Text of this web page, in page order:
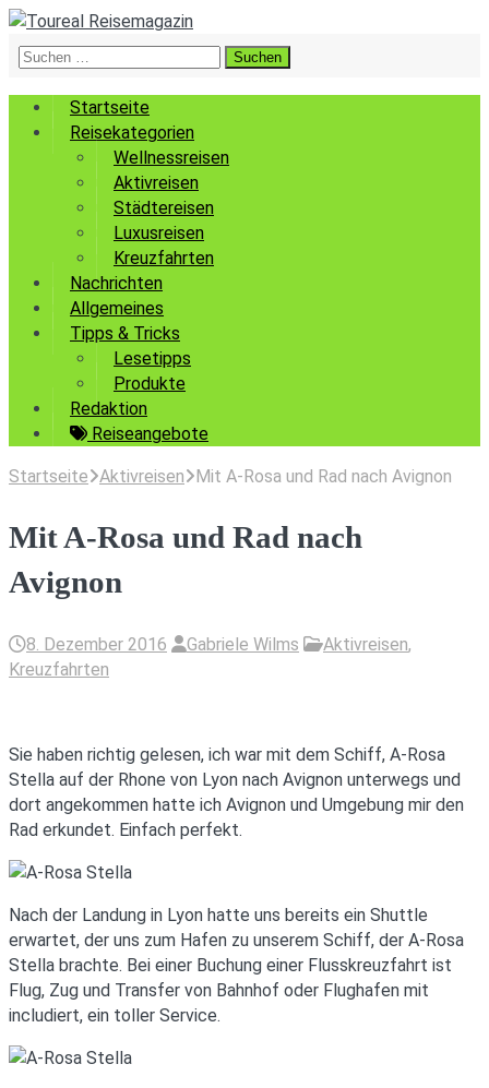
Suchen
Startseite
Reisekategorien
Wellnessreisen
Aktivreisen
Städtereisen
Luxusreisen
Kreuzfahrten
Nachrichten
Allgemeines
Tipps & Tricks
Lesetipps
Produkte
Redaktion
Reiseangebote
Startseite Aktivreisen Mit A-Rosa und Rad nach Avignon
Mit A-Rosa und Rad nach
Avignon
8. Dezember 2016 Gabriele Wilms Aktivreisen,
Kreuzfahrten
Sie haben richtig gelesen, ich war mit dem Schiff, A-Rosa
Stella auf der Rhone von Lyon nach Avignon unterwegs und
dort angekommen hatte ich Avignon und Umgebung mir den
Rad erkundet. Einfach perfekt.
Nach der Landung in Lyon hatte uns bereits ein Shuttle
erwartet, der uns zum Hafen zu unserem Schiff, der A-Rosa
Stella brachte. Bei einer Buchung einer Flusskreuzfahrt ist
Flug, Zug und Transfer von Bahnhof oder Flughafen mit
includiert, ein toller Service.